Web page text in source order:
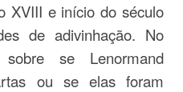
XVIII e início do século
de adivinhação. No
se Lenormand
ou se elas foram